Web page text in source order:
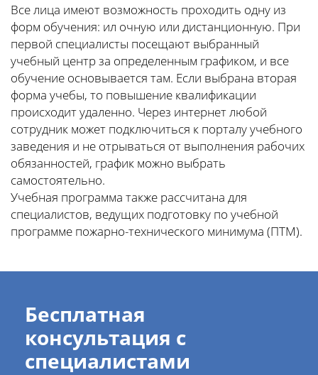
Все лица имеют возможность проходить одну из
форм обучения: ил очную или дистанционную. При
первой специалисты посещают выбранный
учебный центр за определенным графиком, и все
обучение основывается там. Если выбрана вторая
форма учебы, то повышение квалификации
происходит удаленно. Через интернет любой
сотрудник может подключиться к порталу учебного
заведения и не отрываться от выполнения рабочих
обязанностей, график можно выбрать
самостоятельно.
Учебная программа также рассчитана для
специалистов, ведущих подготовку по учебной
программе пожарно-технического минимума (ПТМ).
Бесплатная
консультация с
специалистами